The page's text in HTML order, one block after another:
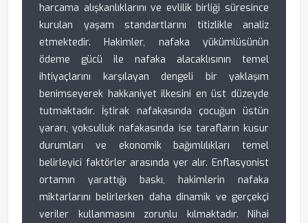
harcama alışkanlıklarını ve evlilik birliği süresince
kurulan yaşam standartlarını titizlikle analiz
etmektedir. Hakimler, nafaka yükümlüsünün
ödeme gücü ile nafaka alacaklısının temel
ihtiyaçlarını karşılayan dengeli bir yaklaşım
benimseyerek hakkaniyet ilkesini en üst düzeyde
tutmaktadır. İştirak nafakasında çocuğun üstün
yararı, yoksulluk nafakasında ise tarafların kusur
durumları ve ekonomik bağımlılıkları temel
belirleyici faktörler arasında yer alır. Enflasyonist
ortamın yarattığı baskı, hakimlerin nafaka
miktarlarını belirlerken daha dinamik ve gerçekçi
veriler kullanmasını zorunlu kılmaktadır. Nihai